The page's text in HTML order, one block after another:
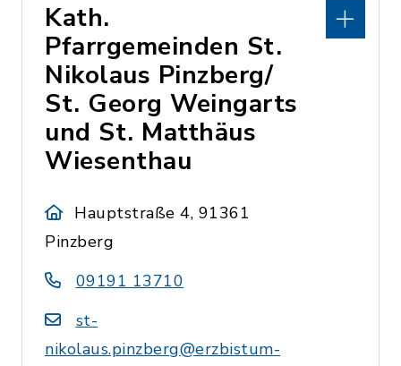
Kath.
Pfarrgemeinden St.
Nikolaus Pinzberg/
St. Georg Weingarts
und St. Matthäus
Wiesenthau
Hauptstraße 4, 91361
Pinzberg
09191 13710
st-
nikolaus.pinzberg@erzbistum-